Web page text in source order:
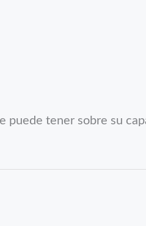
puede tener sobre su